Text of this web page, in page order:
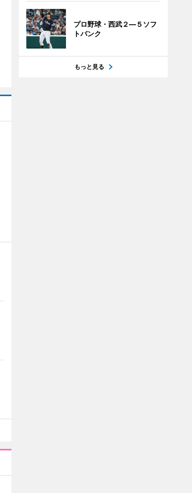
プロ野球・西武２―５ソフ
トバンク
もっと見る